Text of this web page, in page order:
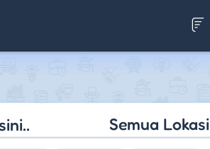
Semua Lokasi